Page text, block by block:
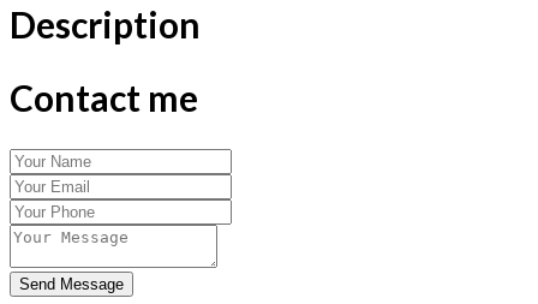
Description
Contact me
Send Message